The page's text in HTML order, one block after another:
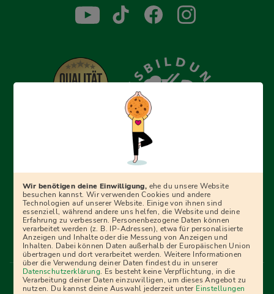
Erfolgreich bewerben mit Ausbildungspark: Wir
begleiten dich Schritt für Schritt bei deinem Start in den
Ratgebern und Prüfungspaketen, interaktiven
Videokursen und vielem mehr. Für alle, die was werden
wollen!
Menü Fußleiste
Impressum Bildquellen Presse
Mediadaten
Wir benötigen deine Einwilligung, ehe du unsere Website
besuchen kannst. Wir verwenden Cookies und andere
Technologien auf unserer Website. Einige von ihnen sind
essenziell, während andere uns helfen, die Website und deine
Erfahrung zu verbessern. Personenbezogene Daten können
verarbeitet werden (z. B. IP-Adressen), etwa für personalisierte
Anzeigen und Inhalte oder die Messung von Anzeigen und
Inhalten. Dabei können Daten außerhalb der Europäischen Union
übertragen und dort verarbeitet werden. Weitere Informationen
über die Verwendung deiner Daten findest du in unserer
Datenschutzerklärung. Es besteht keine Verpflichtung, in die
Verarbeitung deiner Daten einzuwilligen, um dieses Angebot zu
nutzen. Du kannst deine Auswahl jederzeit unter Einstellungen